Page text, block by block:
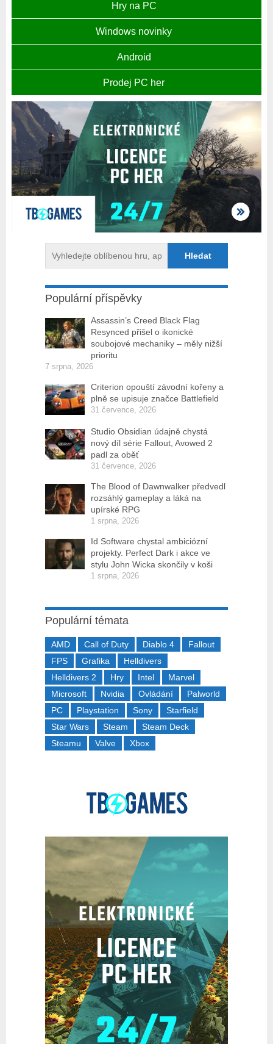
Hry na PC
Windows novinky
Android
Prodej PC her
Populární příspěvky
Assassin’s Creed Black Flag
Resynced přišel o ikonické
soubojové mechaniky – měly nižší
prioritu
7 srpna, 2026
Criterion opouští závodní kořeny a
plně se upisuje značce Battlefield
31 července, 2026
Studio Obsidian údajně chystá
nový díl série Fallout, Avowed 2
padl za oběť
31 července, 2026
The Blood of Dawnwalker předvedl
rozsáhlý gameplay a láká na
upírské RPG
1 srpna, 2026
Id Software chystal ambiciózní
projekty. Perfect Dark i akce ve
stylu John Wicka skončily v koši
1 srpna, 2026
Populární témata
AMD Call of Duty Diablo 4
Fallout
FPS
Grafika
Helldivers
Helldivers 2
Hry Intel
Marvel
Microsoft
Nvidia Ovládání
Palworld
PC
Playstation Sony
Starfield
Star Wars
Steam
Steam Deck
Steamu
Valve Xbox